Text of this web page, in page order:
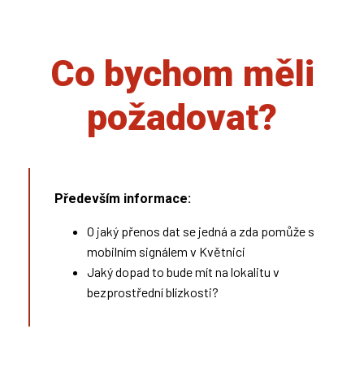
Co bychom měli
požadovat?
Především informace:
O jaký přenos dat se jedná a zda pomůže s
mobilním signálem v Květnici
Jaký dopad to bude mít na lokalitu v
bezprostřední blízkosti?